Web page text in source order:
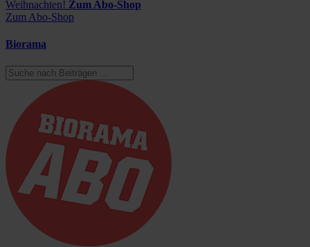
Weihnachten! Zum Abo-Shop
Zum Abo-Shop
Biorama